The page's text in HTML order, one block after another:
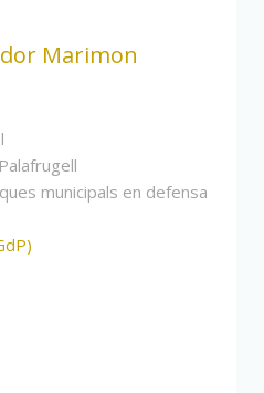
Marimon
municipals en defensa